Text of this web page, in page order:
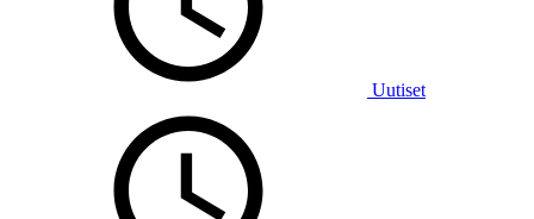
Uutiset